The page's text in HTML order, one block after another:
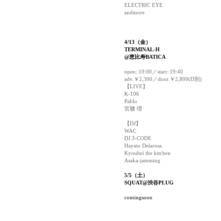
ELECTRIC EYE
andmore
4/13（金）
TERMINAL-H
@恵比寿BATICA
open::19:00／start::19:40
adv.￥2,300／door.￥2,800(D別)
【LIVE】
K-106
Pablo
宮腰 理
【DJ】
WAC
DJ 3-CODE
Hayato Delarosa
Kyouhei the kitchen
Asaka-jamming
5/5（土）
SQUAT@渋谷PLUG
comingsoon